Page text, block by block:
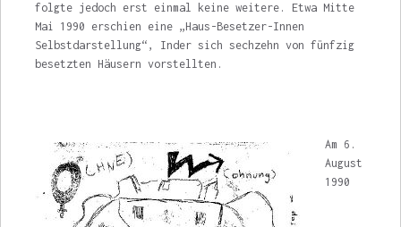
folgte jedoch erst einmal keine weitere. Etwa Mitte
Mai 1990 erschien eine „Haus-Besetzer-Innen
Selbstdarstellung“, Inder sich sechzehn von fünfzig
besetzten Häusern vorstellten.
Am 6.
August
1990